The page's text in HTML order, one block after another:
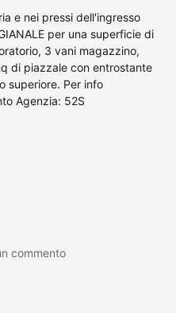
e nei pressi dell'ingresso
per una superficie di
3 vani magazzino,
di piazzale con entrostante
superiore. Per info
Agenzia: 52S
commento